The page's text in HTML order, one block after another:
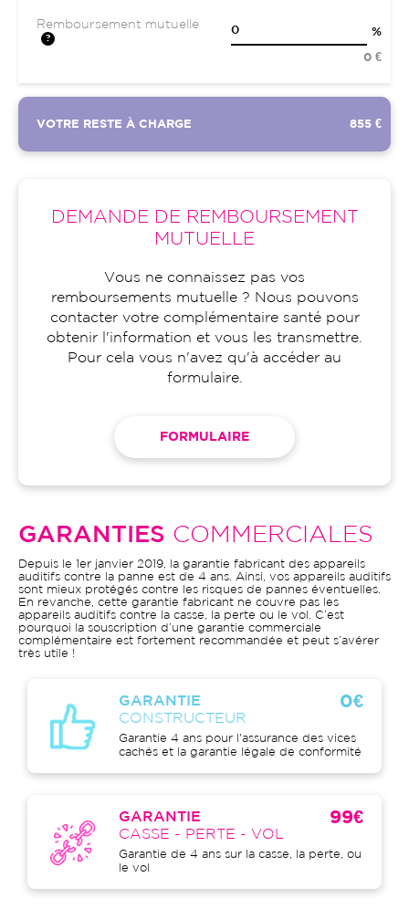
Remboursement mutuelle
%
0 €
VOTRE RESTE À CHARGE 855 €
DEMANDE DE REMBOURSEMENT
MUTUELLE
Vous ne connaissez pas vos
remboursements mutuelle ? Nous pouvons
contacter votre complémentaire santé pour
obtenir l'information et vous les transmettre.
Pour cela vous n'avez qu'à accéder au
formulaire.
FORMULAIRE
GARANTIES COMMERCIALES
Depuis le 1er janvier 2019, la garantie fabricant des appareils
auditifs contre la panne est de 4 ans. Ainsi, vos appareils auditifs
sont mieux protégés contre les risques de pannes éventuelles.
En revanche, cette garantie fabricant ne couvre pas les
appareils auditifs contre la casse, la perte ou le vol. C’est
pourquoi la souscription d’une garantie commerciale
complémentaire est fortement recommandée et peut s’avérer
très utile !
GARANTIE
CONSTRUCTEUR
0€
Garantie 4 ans pour l'assurance des vices
cachés et la garantie légale de conformité
GARANTIE
CASSE - PERTE - VOL
99€
Garantie de 4 ans sur la casse, la perte, ou
le vol